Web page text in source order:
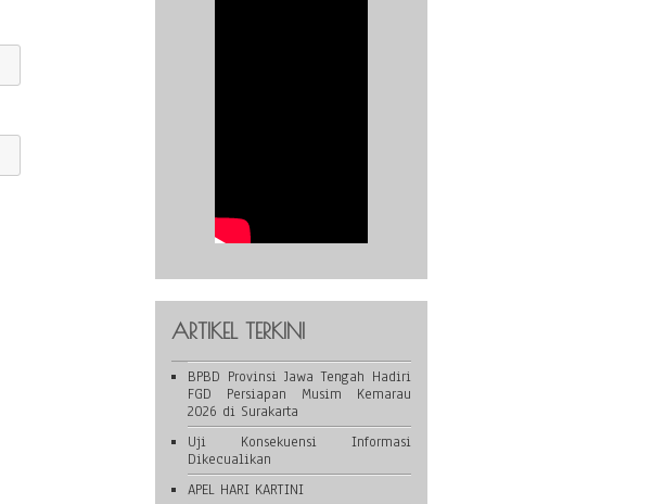
ARTIKEL TERKINI
BPBD Provinsi Jawa Tengah Hadiri
FGD Persiapan Musim Kemarau
2026 di Surakarta
Uji Konsekuensi Informasi
Dikecualikan
APEL HARI KARTINI